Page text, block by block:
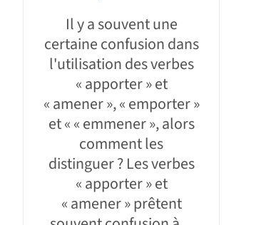
Il y a souvent une
certaine confusion dans
l'utilisation des verbes
« apporter » et
« amener », « emporter »
et « « emmener », alors
comment les
distinguer ? Les verbes
« apporter » et
« amener » prêtent